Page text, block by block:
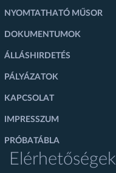
NYOMTATHATÓ MŰSOR
DOKUMENTUMOK
ÁLLÁSHIRDETÉS
PÁLYÁZATOK
KAPCSOLAT
IMPRESSZUM
PRÓBATÁBLA
Elérhetőségek